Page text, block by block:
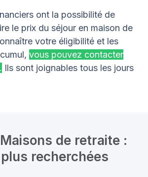
ont la possibilité de
le prix du séjour en maison de
votre éligibilité et les
vous pouvez contacter
Ils sont joignables tous les jours
Maisons de retraite :
recherchées